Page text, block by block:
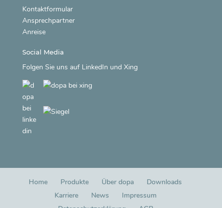
Kontaktformular
Ansprechpartner
Anreise
Social Media
Folgen Sie uns auf LinkedIn und Xing
Home Produkte Über dopa
Downloads
Karriere
News
Impressum